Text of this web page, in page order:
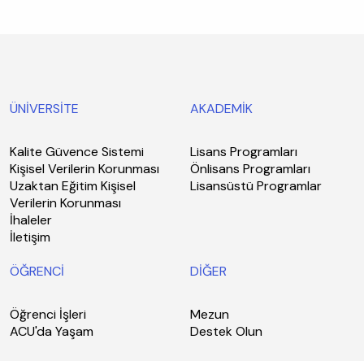
ÜNİVERSİTE
Kalite Güvence Sistemi
Kişisel Verilerin Korunması
Uzaktan Eğitim Kişisel
Verilerin Korunması
İhaleler
İletişim
AKADEMİK
Lisans Programları
Önlisans Programları
Lisansüstü Programlar
ÖĞRENCİ
Öğrenci İşleri
ACU'da Yaşam
DİĞER
Mezun
Destek Olun